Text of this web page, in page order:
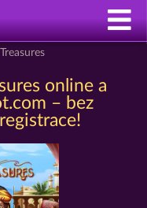
online a
– bez